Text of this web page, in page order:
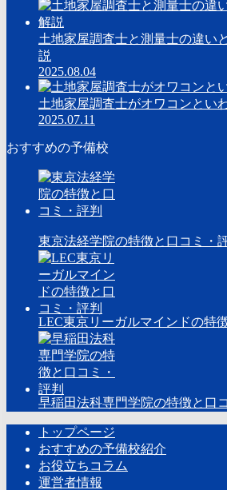
土地家屋調査士と測量士の違い
説
2025.08.04
土地家屋調査士がオワコンとい
2025.07.11
おすすめの予備校
東京法経学院の特徴と口コミ・
LEC東京リーガルマインドの特
早稲田法科専門学院の特徴と口
トップページ
おすすめの予備校紹介
お役立ちコラム
運営者情報